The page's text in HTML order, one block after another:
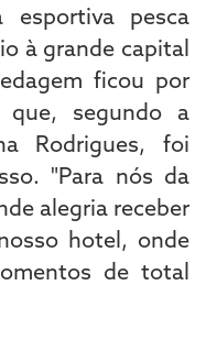
esportiva pesca
à grande capital
ficou por
segundo a
Rodrigues, foi
"Para nós da
alegria receber
hotel, onde
de total